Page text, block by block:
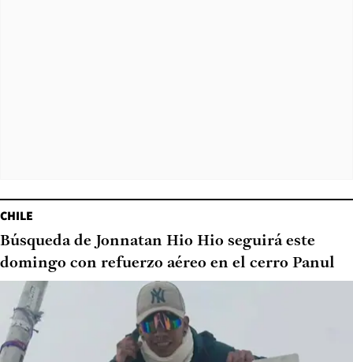
CHILE
Búsqueda de Jonnatan Hio Hio seguirá este
domingo con refuerzo aéreo en el cerro Panul